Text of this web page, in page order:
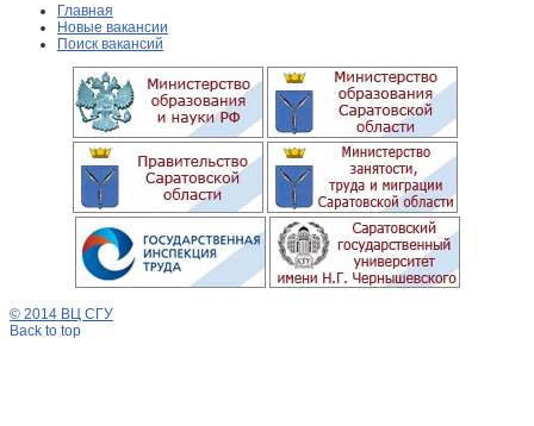
Главная
Новые вакансии
Поиск вакансий
© 2014 ВЦ СГУ
Back to top